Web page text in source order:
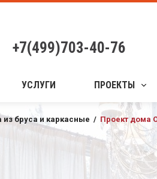
+7(499)703-40-76
УСЛУГИ ПРОЕКТЫ
бруса и каркасные / Проект дома